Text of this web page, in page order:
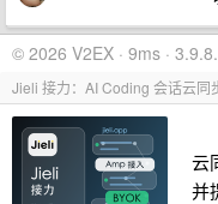
© 2026 V2EX · 9ms ·
Jieli 接力：AI Coding 会话云同
云
并